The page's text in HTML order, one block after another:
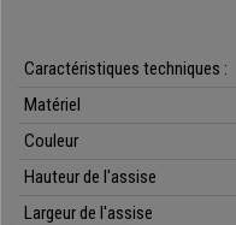
serez pas déçu !
• Design ergonomique
• Tapissée en tissu résistant
Tès confortable,
Caractéristiques techniques :
Matériel
Couleur
Hauteur de l'assise
Largeur de l'assise